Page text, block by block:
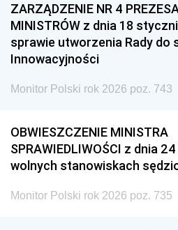
ZARZĄDZENIE NR 4
MINISTRÓW z dnia 18
sprawie utworzenia Rady do
Innowacyjności
Monitor Polski rok 2026 poz. 743
OBWIESZCZENIE MINISTRA
SPRAWIEDLIWOŚCI z dnia
wolnych stanowiskach
Monitor Polski rok 2026 poz. 735